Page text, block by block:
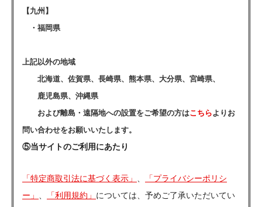
【九州】
・福岡県
上記以外の地域
北海道、佐賀県、長崎県、熊本県、大分県、宮崎県、
鹿児島県、沖縄県
および離島・遠隔地への設置をご希望の方はこちらよりお
問い合わせをお願いいたします。
⑤当サイトのご利用にあたり
「特定商取引法に基づく表示」 、
「プライバシーポリシ
ー」 、 「利用規約」 については、予めご了承いただいてい